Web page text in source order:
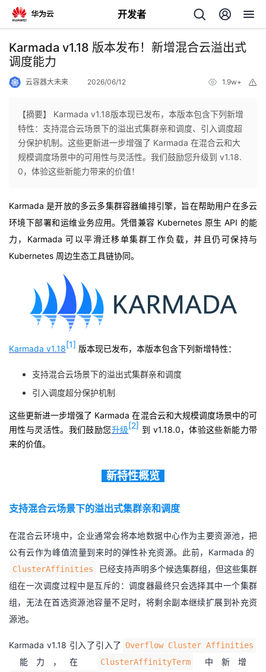
开发者
返
回
个
人
页
我
开
发
我
的
博
我
的
坛
我
圈
的
我
动
关
开
者
堂
的
Programs
我
的
支
我
Karmada v1.18 版本发布！新增混合云溢出式
调度能力
云容器大未来 2026/06/12 1.9w+
【摘要】 Karmada v1.18版本现已发布，本版本包含下列新增
特性：支持混合云场景下的溢出式集群亲和调度、引入调度超
分保护机制。这些更新进一步增强了 Karmada 在混合云和大
规模调度场景中的可用性与灵活性。我们鼓励您升级到 v1.18.
0，体验这些新能力带来的价值！
Karmada 是开放的多云多集群容器编排引擎，旨在帮助用户在多云
环境下部署和运维业务应用。凭借兼容 Kubernetes 原生 API 的能
力，Karmada 可以平滑迁移单集群工作负载，并且仍可保持与
Kubernetes 周边生态工具链协同。
Karmada v1.18[1] 版本现已发布，本版本包含下列新增特性：
支持混合云场景下的溢出式集群亲和调度
引入调度超分保护机制
这些更新进一步增强了 Karmada 在混合云和大规模调度场景中的可
用性与灵活性。我们鼓励您升级[2] 到 v1.18.0，体验这些新能力带
来的价值。
新特性概览
支持混合云场景下的溢出式集群亲和调度
在混合云环境中，企业通常会将本地数据中心作为主要资源池，把
公有云作为峰值流量到来时的弹性补充资源。此前，Karmada 的
ClusterAffinities
已经支持声明多个候选集群组，但这些集群
组在一次调度过程中是互斥的：调度器最终只会选择其中一个集群
组，无法在首选资源池容量不足时，将剩余副本继续扩展到补充资
源池。
Karmada v1.18 引入了引入了 Overflow Cluster Affinities
能力 ，在 ClusterAffinityTerm 中新增